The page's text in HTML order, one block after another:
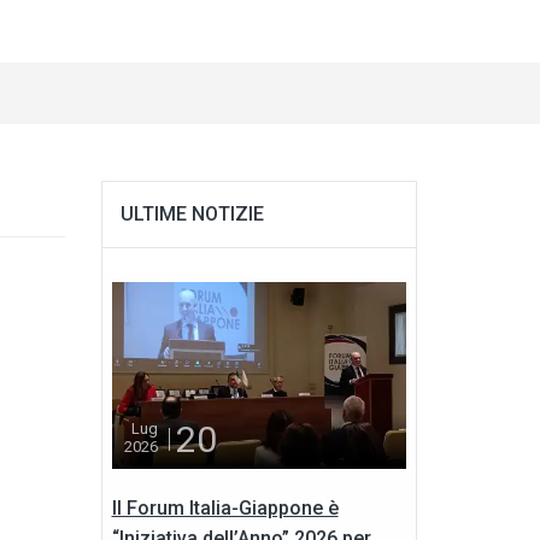
ULTIME NOTIZIE
Lug
2026
20
Il Forum Italia-Giappone è